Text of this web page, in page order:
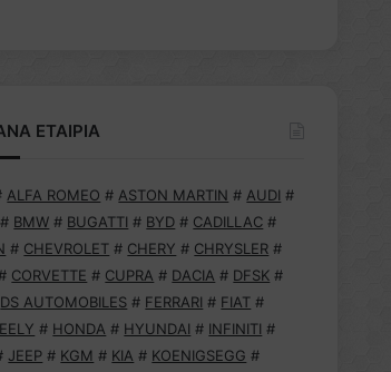
ΕΤΑΙΡΙΑ
ALFA ROMEO # ASTON MARTIN # AUDI #
# BMW # BUGATTI # BYD # CADILLAC #
# CHEVROLET # CHERY # CHRYSLER #
CORVETTE # CUPRA # DACIA # DFSK #
DS AUTOMOBILES # FERRARI # FIAT #
# HONDA # HYUNDAI # INFINITI #
JEEP # KGM # KIA # KOENIGSEGG #